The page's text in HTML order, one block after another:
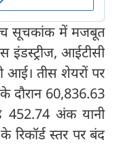
सूचकांक में मजबूत
इंडस्ट्रीज, आईटीसी
आई। तीस शेयरों पर
दौरान 60,836.63
अंक यानी
स्तर पर बंद